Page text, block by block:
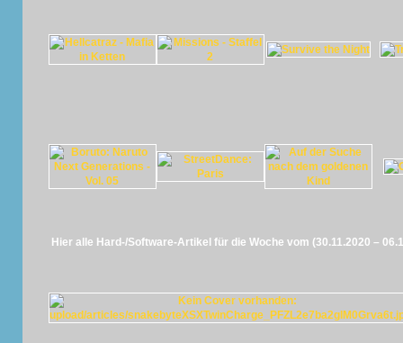
Hier alle Hard-/Software-Artikel für die Woche vom (30.11.2020 –